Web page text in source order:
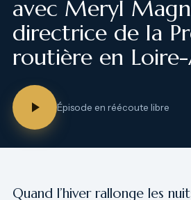
avec Meryl
directrice de la
routière en
Épisode en réécoute libre
Quand l’hiver rallonge les